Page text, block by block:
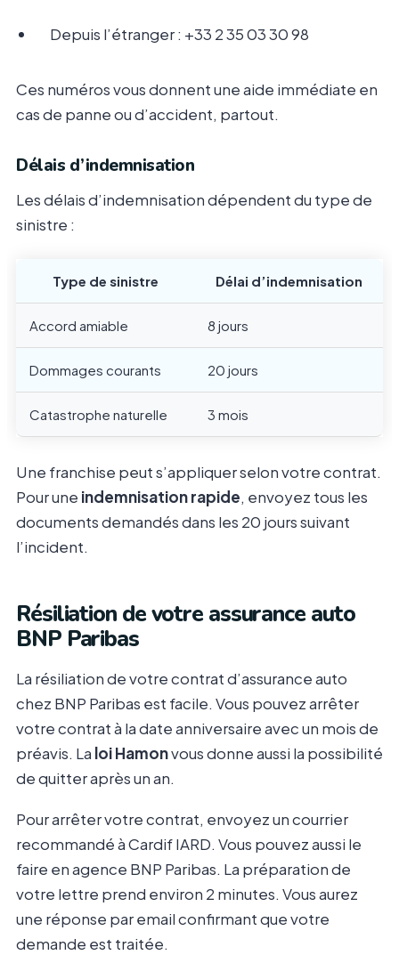
Depuis l’étranger : +33 2 35 03 30 98
Ces numéros vous donnent une aide immédiate en
cas de panne ou d’accident, partout.
Délais d’indemnisation
Les délais d’indemnisation dépendent du type de
sinistre :
Type de sinistre Délai d’indemnisation
Accord amiable 8 jours
Dommages courants 20 jours
Catastrophe naturelle 3 mois
Une franchise peut s’appliquer selon votre contrat.
Pour une indemnisation rapide, envoyez tous les
documents demandés dans les 20 jours suivant
l’incident.
Résiliation de votre assurance auto
BNP Paribas
La résiliation de votre contrat d’assurance auto
chez BNP Paribas est facile. Vous pouvez arrêter
votre contrat à la date anniversaire avec un mois de
préavis. La loi Hamonvous donne aussi la possibilité
de quitter après un an.
Pour arrêter votre contrat, envoyez un courrier
recommandé à Cardif IARD. Vous pouvez aussi le
faire en agence BNP Paribas. La préparation de
votre lettre prend environ 2 minutes. Vous aurez
une réponse par email confirmant que votre
demande est traitée.